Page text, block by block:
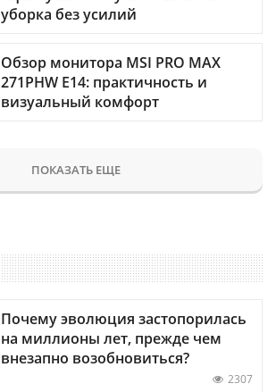
уборка без усилий
Обзор монитора MSI PRO MAX
271PHW E14: практичность и
визуальный комфорт
ПОКАЗАТЬ ЕЩЕ
Почему эволюция застопорилась
на миллионы лет, прежде чем
внезапно возобновиться?
2307